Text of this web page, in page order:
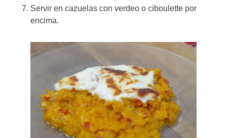
Servir en cazuelas con verdeo o ciboulette por
encima.